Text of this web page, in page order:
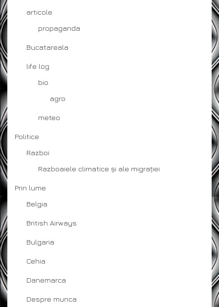
articole
propaganda
Bucatareala
life log
bio
agro
meteo
Politice
Razboi
Razboaiele climatice și ale migrației
Prin lume
Belgia
British Airways
Bulgaria
Cehia
Danemarca
Despre munca